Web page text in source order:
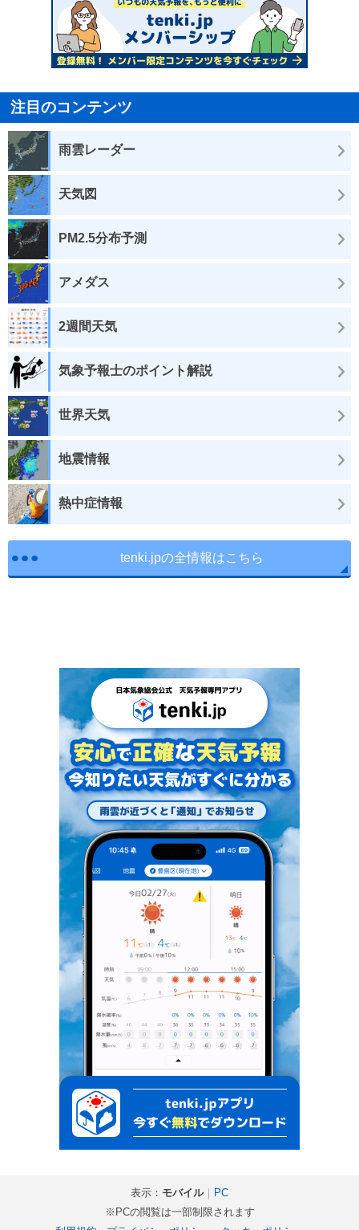
注目のコンテンツ
雨雲レーダー
天気図
PM2.5分布予測
アメダス
2週間天気
気象予報士のポイント解説
世界天気
地震情報
熱中症情報
tenki.jpの全情報はこちら
表示： モバイル｜
PC
※PCの閲覧は一部制限されます